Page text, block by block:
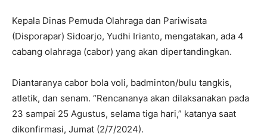
Kepala Dinas Pemuda Olahraga dan Pariwisata
(Disporapar) Sidoarjo, Yudhi Irianto, mengatakan, ada 4
cabang olahraga (cabor) yang akan dipertandingkan.
Diantaranya cabor bola voli, badminton/bulu tangkis,
atletik, dan senam. “Rencananya akan dilaksanakan pada
23 sampai 25 Agustus, selama tiga hari,” katanya saat
dikonfirmasi, Jumat (2/7/2024).